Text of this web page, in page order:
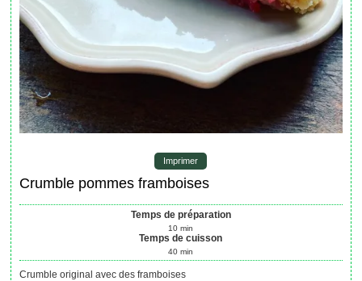
Imprimer
Crumble pommes framboises
Temps de préparation
10 min
Temps de cuisson
40 min
Crumble original avec des framboises